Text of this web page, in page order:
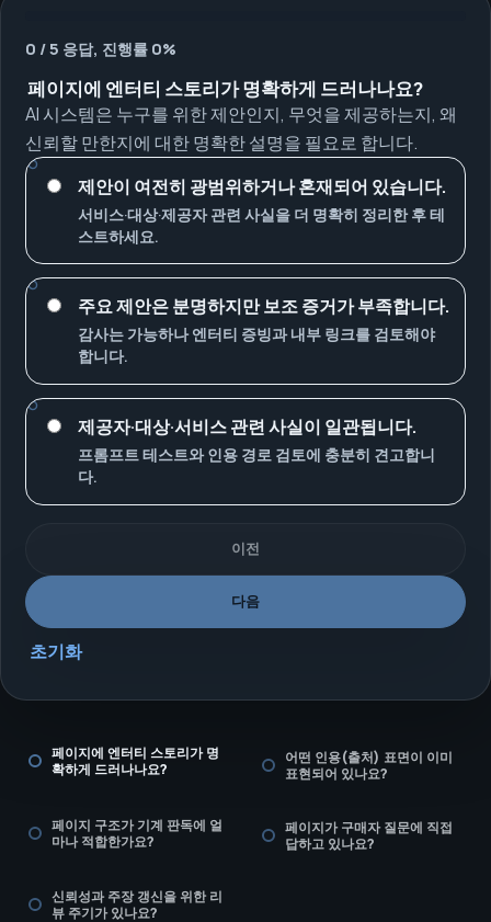
0 / 5 응답, 진행률 0%
페이지에 엔터티 스토리가 명확하게 드러나나요?
AI 시스템은 누구를 위한 제안인지, 무엇을 제공하는지, 왜
신뢰할 만한지에 대한 명확한 설명을 필요로 합니다.
제안이 여전히 광범위하거나 혼재되어 있습니다.
서비스·대상·제공자 관련 사실을 더 명확히 정리한 후 테
스트하세요.
주요 제안은 분명하지만 보조 증거가 부족합니다.
감사는 가능하나 엔터티 증빙과 내부 링크를 검토해야
합니다.
제공자·대상·서비스 관련 사실이 일관됩니다.
프롬프트 테스트와 인용 경로 검토에 충분히 견고합니
다.
이전
다음
초기화
페이지에 엔터티 스토리가 명
확하게 드러나나요?
어떤 인용(출처) 표면이 이미
표현되어 있나요?
페이지 구조가 기계 판독에 얼
마나 적합한가요?
페이지가 구매자 질문에 직접
답하고 있나요?
신뢰성과 주장 갱신을 위한 리
뷰 주기가 있나요?